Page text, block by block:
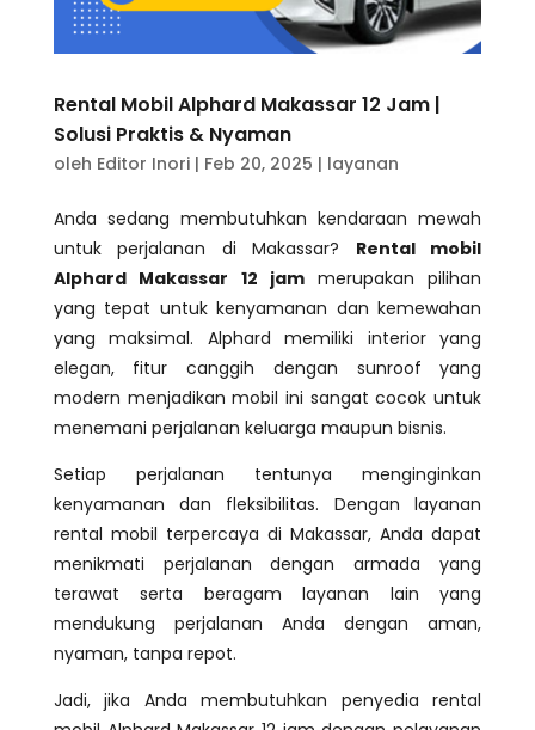
Rental Mobil Alphard Makassar 12 Jam |
Solusi Praktis & Nyaman
oleh Editor Inori| Feb 20, 2025 | layanan
Anda sedang membutuhkan kendaraan mewah
untuk perjalanan di Makassar? Rental mobil
Alphard Makassar 12 jam merupakan pilihan
yang tepat untuk kenyamanan dan kemewahan
yang maksimal. Alphard memiliki interior yang
elegan, fitur canggih dengan sunroof yang
modern menjadikan mobil ini sangat cocok untuk
menemani perjalanan keluarga maupun bisnis.
Setiap perjalanan tentunya menginginkan
kenyamanan dan fleksibilitas. Dengan layanan
rental mobil terpercaya di Makassar, Anda dapat
menikmati perjalanan dengan armada yang
terawat serta beragam layanan lain yang
mendukung perjalanan Anda dengan aman,
nyaman, tanpa repot.
Jadi, jika Anda membutuhkan penyedia rental